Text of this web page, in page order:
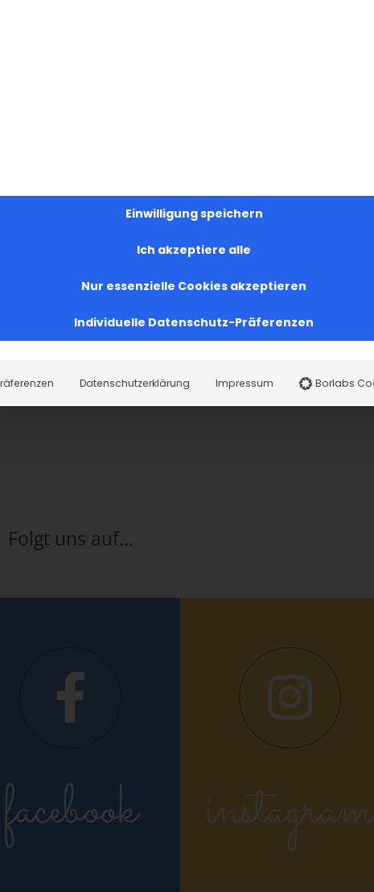
Sprünge und Drehungen; Yarkhushta: Ein
wurde. Er zeichnet sich durch kraftvolle
Tamzara: Ein fröhlicher Kreistanz, der oft bei
sich an den Händen und bewegen sich im
armenischen Volkstänze, die unsere reiche
eigene Bedeutung, Geschichte und Choreografie.
Du
Folgt uns auf…
facebook instagram
Einwilligung speichern
Ich akzeptiere alle
Nur essenzielle Cookies akzeptieren
Individuelle Datenschutz-Präferenzen
Datenschutzerklärung Impressum Borlabs